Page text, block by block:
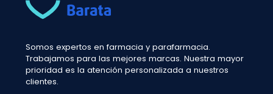
Somos expertos en farmacia y parafarmacia.
Trabajamos para las mejores marcas. Nuestra mayor
prioridad es la atención personalizada a nuestros
clientes.